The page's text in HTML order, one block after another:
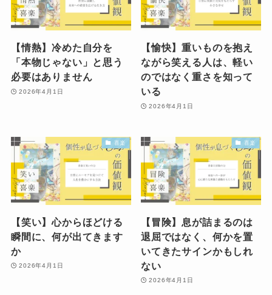
【情熱】冷めた自分を
「本物じゃない」と思う
必要はありません
2026年4月1日
【愉快】重いものを抱え
ながら笑える人は、軽い
のではなく重さを知って
いる
2026年4月1日
喜楽
【笑い】心からほどける
瞬間に、何が出てきます
か
2026年4月1日
喜楽
【冒険】息が詰まるのは
退屈ではなく、何かを置
いてきたサインかもしれ
ない
2026年4月1日